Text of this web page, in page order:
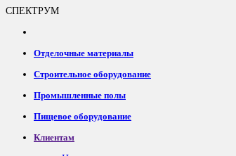
СПЕКТРУМ
Отделочные материалы
Строительное оборудование
Промышленные полы
Пищевое оборудование
Клиентам